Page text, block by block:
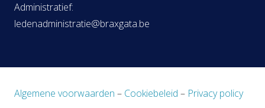
Administratief:
ledenadministratie@braxgata.be
Algemene voorwaarden – Cookiebeleid – Privacy policy